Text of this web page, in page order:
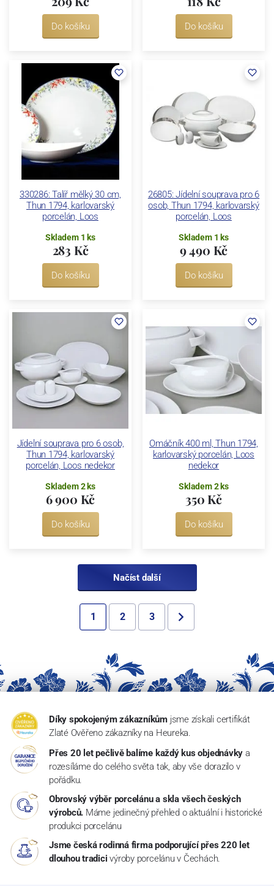
Do košíku Do košíku
330286: Talíř mělký 30 cm,
Thun 1794, karlovarský
porcelán, Loos
Skladem 1 ks
283 Kč
Do košíku
26805: Jídelní souprava pro 6
osob, Thun 1794, karlovarský
porcelán, Loos
Skladem 1 ks
9 490 Kč
Do košíku
Jídelní souprava pro 6 osob,
Thun 1794, karlovarský
porcelán, Loos nedekor
Skladem 2 ks
6 900 Kč
Do košíku
Omáčník 400 ml, Thun 1794,
karlovarský porcelán, Loos
nedekor
Skladem 2 ks
350 Kč
Do košíku
Načíst další
1 2 3
Díky spokojeným zákazníkům jsme získali certifikát
Zlaté Ověřeno zákazníky na Heureka.
Přes 20 let pečlivě balíme každý kus objednávky a
rozesíláme do celého světa tak, aby vše dorazilo v
pořádku.
Obrovský výběr porcelánu a skla všech českých
výrobců. Máme jedinečný přehled o aktuální i historické
produkci porcelánu
Jsme česká rodinná firma podporující přes 220 let
dlouhou tradici výroby porcelánu v Čechách.